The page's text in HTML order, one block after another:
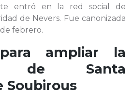
entró en la red social de
de Nevers. Fue canonizada
de febrero.
ampliar la
de Santa
Soubirous